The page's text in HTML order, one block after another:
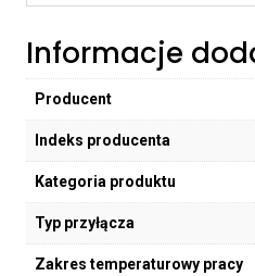
Informacje
Producent
Indeks producenta
Kategoria produktu
Typ przyłącza
Zakres temperaturowy pracy